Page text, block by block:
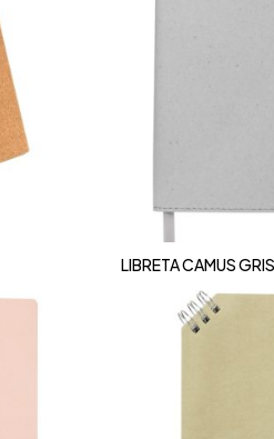
LIBRETA CAMUS GRIS